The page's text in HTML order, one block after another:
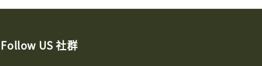
Follow US 社群